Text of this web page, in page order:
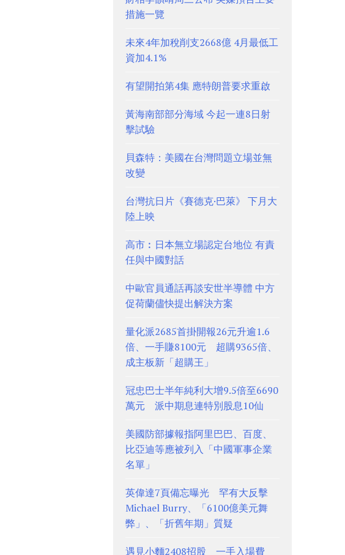
措施一覽
未來4年加稅削支2668億 4月最低工
資加4.1%
有望開拍第4集 應特朗普要求重啟
黃海南部部分海域 今起一連8日射
擊試驗
貝森特：美國在台灣問題立場並無
改變
台灣抗日片《賽德克·巴萊》 下月大
陸上映
高市︰日本無立場認定台地位 有責
任與中國對話
中歐官員通話再談安世半導體 中方
促荷蘭儘快提出解決方案
量化派2685首掛開報26元升逾1.6
倍、一手賺8100元 超購9365倍、
成主板新「超購王」
冠忠巴士半年純利大增9.5倍至6690
萬元 派中期息連特別股息10仙
美國防部據報指阿里巴巴、百度、
比亞迪等應被列入「中國軍事企業
名單」
英偉達7頁備忘曝光 罕有大反擊
Michael Burry、「6100億美元舞
弊」、「折舊年期」質疑
遇見小麵2408招股 一手入場費